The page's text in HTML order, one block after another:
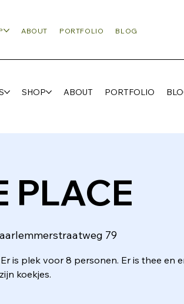
SHOP ABOUT PORTFOLIO
ABOUT PORTFOLIO BLOG
PLACE
79
is plek voor 8 personen. Er is thee en
zijn koekjes.